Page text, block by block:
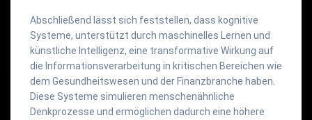
Abschließend lässt sich feststellen, dass kognitive
Systeme, unterstützt durch maschinelles Lernen und
künstliche Intelligenz, eine transformative Wirkung auf
die Informationsverarbeitung in kritischen Bereichen wie
dem Gesundheitswesen und der Finanzbranche haben.
Diese Systeme simulieren menschenähnliche
Denkprozesse und ermöglichen dadurch eine höhere